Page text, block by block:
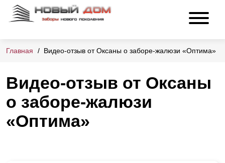
Главная Видео-отзыв от Оксаны о заборе-жалюзи «Оптима»
Видео-отзыв от Оксаны
о заборе-жалюзи
«Оптима»